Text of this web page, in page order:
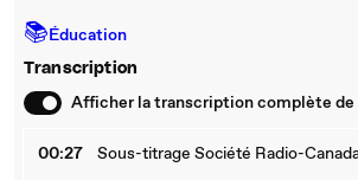
📚Éducation
Transcription
Afficher la transcription complète de
00:27
Sous-titrage Société Radio-